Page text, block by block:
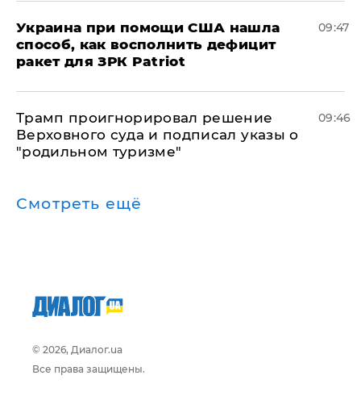
Украина при помощи США нашла
способ, как восполнить дефицит
ракет для ЗРК Patriot
09:47
Трамп проигнорировал решение
Верховного суда и подписал указы о
"родильном туризме"
09:46
Смотреть ещё
© 2026, Диалог.ua
Все права защищены.